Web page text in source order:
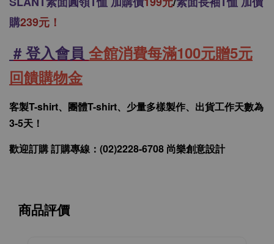
購239元！
# 登入會員 全館消費每滿100元贈5元
回饋購物金
客製T-shirt、團體T-shirt、少量多樣製作、出貨工作天數為
3-5天！
歡迎訂購 訂購專線：(02)2228-6708 尚樂創意設計
商品評價